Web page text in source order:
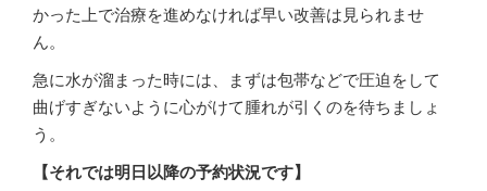
かった上で治療を進めなければ早い改善は見られませ
ん。
急に水が溜まった時には、まずは包帯などで圧迫をして
曲げすぎないように心がけて腫れが引くのを待ちましょ
う。
【それでは明日以降の予約状況です】